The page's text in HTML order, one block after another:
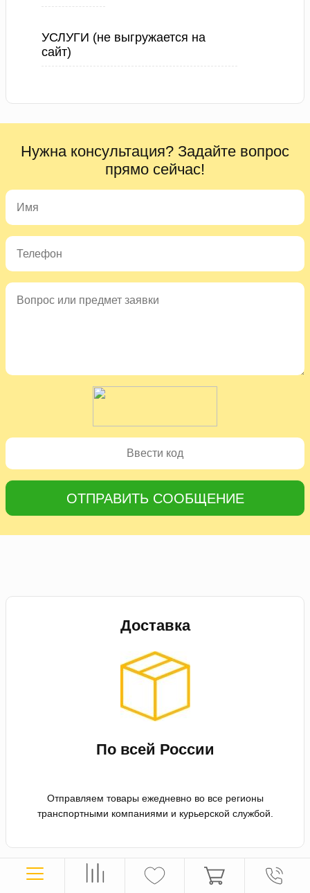
УСЛУГИ (не выгружается на
сайт)
Нужна консультация? Задайте вопрос
прямо сейчас!
ОТПРАВИТЬ СООБЩЕНИЕ
Доставка
По всей России
Отправляем товары ежедневно во все регионы
транспортными компаниями и курьерской службой.
Оплата